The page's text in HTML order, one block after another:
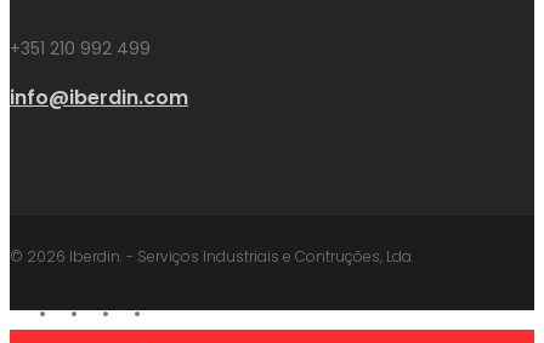
+351 210 992 499
info@iberdin.com
© 2026 Iberdin. - Serviços Industriais e Contruções, Lda.
facebook
linkedinyoutubeinstagram